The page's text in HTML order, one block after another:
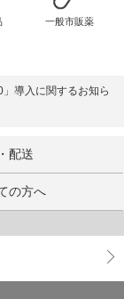
一般市販薬
導入に関するお知ら
配送
の方へ